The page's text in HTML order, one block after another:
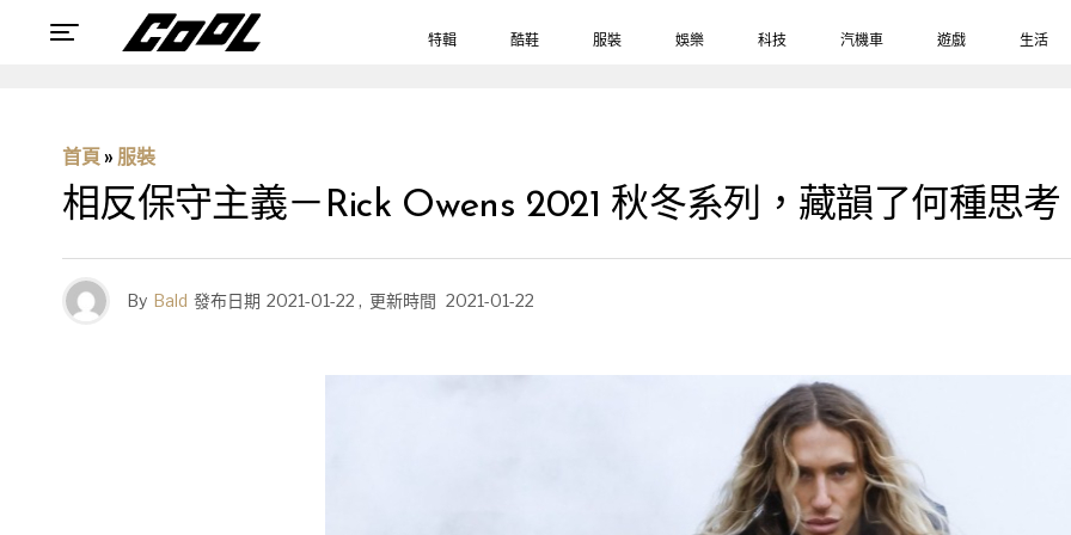
特輯 酷鞋 服裝 娛樂 科技 汽機車 遊戲 生活
首頁 » 服裝
相反保守主義－Rick Owens 2021 秋冬系列，藏韻了何種思考
By Bald 發布日期 2021-01-22 , 更新時間 2021-01-22